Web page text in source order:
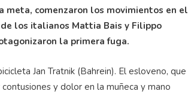
meta, comenzaron los movimientos en el
los italianos Mattia Bais y Filippo
la primera fuga.
Jan Tratnik (Bahrein). El esloveno, que
y dolor en la muñeca y mano